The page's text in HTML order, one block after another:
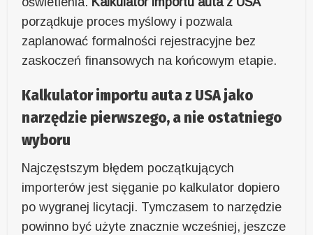
porządkuje proces myślowy i pozwala
zaplanować formalności rejestracyjne bez
zaskoczeń finansowych na końcowym etapie.
Kalkulator importu auta z USA jako
narzędzie pierwszego, a nie ostatniego
wyboru
Najczęstszym błędem początkujących
importerów jest sięganie po kalkulator dopiero
po wygranej licytacji. Tymczasem to narzędzie
powinno być użyte znacznie wcześniej, jeszcze